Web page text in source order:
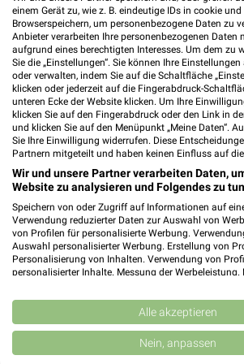
Adresse, Öffnungszeiten und
BayWa AG Technik
Filiale in Erlangen
Egal ob Adresse, Öffnungszeiten oder
alles zur BayWa AG Technik
Erlangen. Die aktuellsten Angebote kannst
neuesten Prospekten anschauen. Wenn
einem Gerät zu, wie z. B. eindeutige IDs in cookie und
Browserspeichern, um personenbezogene Daten zu
Anbieter verarbeiten Ihre personenbezogenen Daten
aufgrund eines berechtigten Interesses. Um dem zu
Sie die „Einstellungen“. Sie können Ihre
oder verwalten, indem Sie auf die Schaltfläche
klicken oder jederzeit auf die Fingerabdruck-
unteren Ecke der Website klicken. Um Ihre
klicken Sie auf den Fingerabdruck oder den Link in
und klicken Sie auf den Menüpunkt „Meine Daten“.
Sie Ihre Einwilligung widerrufen. Diese
Partnern mitgeteilt und haben keinen Einfluss auf
Wir und unsere Partner verarbeiten Daten,
Website zu analysieren und Folgendes zu
Speichern von oder Zugriff auf Informationen auf
Verwendung reduzierter Daten zur Auswahl von
von Profilen für personalisierte Werbung.
Auswahl personalisierter Werbung. Erstellung von
Personalisierung von Inhalten. Verwendung von
personalisierter Inhalte. Messung der Werbeleistung.
Kombinationen von Daten aus verschiedenen
Verbesserung der Angebote. Verwendung reduzierter
von Inhalten.
Daten können außerhalb der Europäischen Union
USA gesendet werden.
Alle akzeptieren
Nein, anpassen